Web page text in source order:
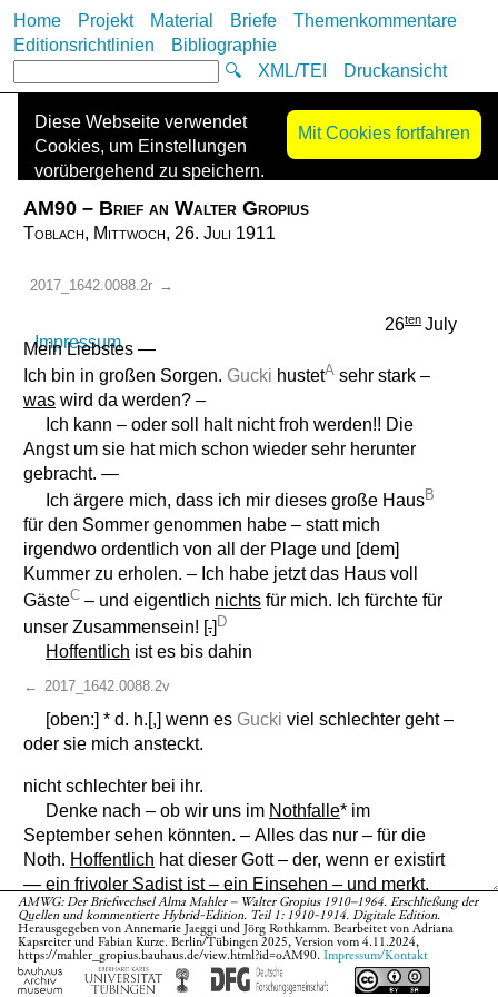
Home Projekt Material Briefe
Themenkommentare
Editionsrichtlinien
Bibliographie
🔍
XML/TEI Druckansicht
Diese Webseite verwendet
Cookies, um Einstellungen
vorübergehend zu speichern.
Nachverfolgung („Tracking-
Cookies“) eingesetzt oder
geteilt. Die Kontaktdaten des
Impressum.
Mit Cookies fortfahren
AM90 – Brief an Walter Gropius
Toblach, Mittwoch, 26. Juli 1911
2017_1642.0088.2r →
26ten July
Mein Liebstes —
Ich bin in großen Sorgen. Gucki hustetA sehr stark –
was wird da werden? –
Ich kann – oder soll halt nicht froh werden!! Die
Angst um sie hat mich schon wieder sehr herunter
gebracht. —
Ich ärgere mich, dass ich mir dieses große HausB
für den Sommer genommen habe – statt mich
irgendwo ordentlich von all der Plage und [dem]
Kummer zu erholen. – Ich habe jetzt das Haus voll
GästeC – und eigentlich nichts für mich. Ich fürchte für
unser Zusammensein! [.] D
Hoffentlich ist es bis dahin
← 2017_1642.0088.2v
[oben:] * d. h.[,] wenn es Gucki viel schlechter geht –
oder sie mich ansteckt.
nicht schlechter bei ihr.
Denke nach – ob wir uns im Nothfalle* im
September sehen könnten. – Alles das nur – für die
Noth. Hoffentlich hat dieser Gott – der, wenn er existirt
— ein frivoler Sadist ist – ein Einsehen – und merkt,
dass er mich nun schon genugessekirtEhat. Ich bin
ganz elend – bleibe heute zur Vorsicht im Bett[.] –
Also –Walterl–, gibDumir Muth zum Leben! Ich
wollte[,]Duhieltest mein Schicksal schon in Händen –
AMWG: Der Briefwechsel Alma Mahler – Walter Gropius 1910–1964. Erschließung der
Quellen und kommentierte Hybrid-Edition. Teil 1: 1910-1914. Digitale Edition.
Herausgegeben von Annemarie Jaeggi und Jörg Rothkamm. Bearbeitet von Adriana
Kapsreiter und Fabian Kurze. Berlin/Tübingen 2025, Version vom 4.11.2024,
https://mahler_gropius.bauhaus.de/view.html?id=oAM90.Impressum/Kontakt